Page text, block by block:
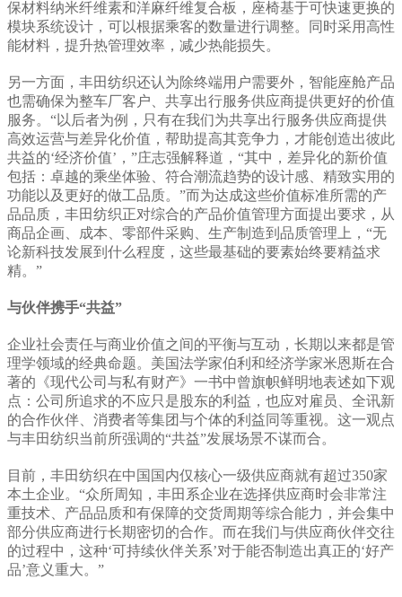
保材料纳米纤维素和洋麻纤维复合板，座椅基于可快速更换的
模块系统设计，可以根据乘客的数量进行调整。同时采用高性
能材料，提升热管理效率，减少热能损失。
另一方面，丰田纺织还认为除终端用户需要外，智能座舱产品
也需确保为整车厂客户、共享出行服务供应商提供更好的价值
服务。“以后者为例，只有在我们为共享出行服务供应商提供
高效运营与差异化价值，帮助提高其竞争力，才能创造出彼此
共益的‘经济价值’，”庄志强解释道，“其中，差异化的新价值
包括：卓越的乘坐体验、符合潮流趋势的设计感、精致实用的
功能以及更好的做工品质。”而为达成这些价值标准所需的产
品品质，丰田纺织正对综合的产品价值管理方面提出要求，从
商品企画、成本、零部件采购、生产制造到品质管理上，“无
论新科技发展到什么程度，这些最基础的要素始终要精益求
精。”
与伙伴携手“共益”
企业社会责任与商业价值之间的平衡与互动，长期以来都是管
理学领域的经典命题。美国法学家伯利和经济学家米恩斯在合
著的《现代公司与私有财产》一书中曾旗帜鲜明地表述如下观
点：公司所追求的不应只是股东的利益，也应对雇员、全讯新
的合作伙伴、消费者等集团与个体的利益同等重视。这一观点
与丰田纺织当前所强调的“共益”发展场景不谋而合。
目前，丰田纺织在中国国内仅核心一级供应商就有超过350家
本土企业。“众所周知，丰田系企业在选择供应商时会非常注
重技术、产品品质和有保障的交货周期等综合能力，并会集中
部分供应商进行长期密切的合作。而在我们与供应商伙伴交往
的过程中，这种‘可持续伙伴关系’对于能否制造出真正的‘好产
品’意义重大。”